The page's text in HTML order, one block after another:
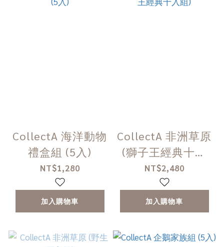
CollectA 海洋動物
禮盒組 (5入)
NT$1,280
加入購物車
CollectA 非洲草原
(獅子王經典十入
組)
NT$2,480
加入購物車